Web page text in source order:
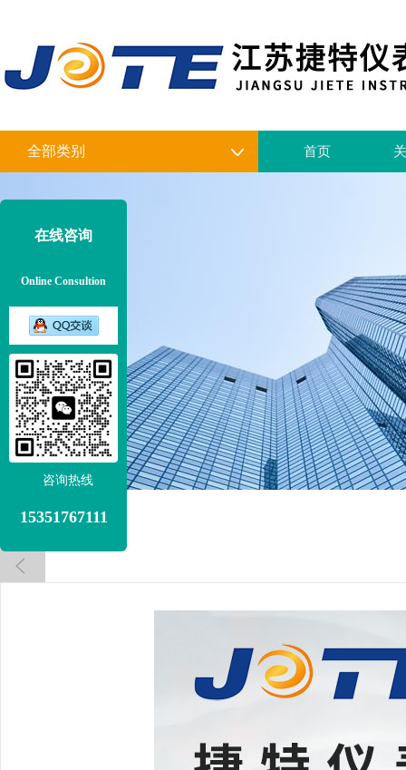
全部类别 首页
在线咨询
Online Consultion
咨询热线
15351767111